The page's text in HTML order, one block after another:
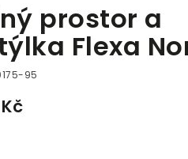
prostor a
Flexa
95